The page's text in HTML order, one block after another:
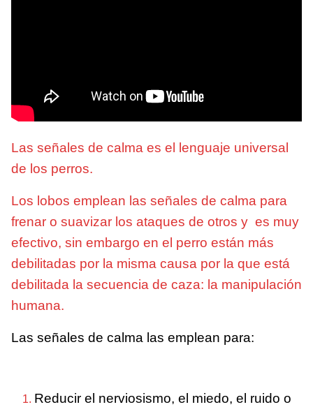
Las señales de calma es el lenguaje universal
de los perros.
Los lobos emplean las señales de calma para
frenar o suavizar los ataques de otros y es muy
efectivo, sin embargo en el perro están más
debilitadas por la misma causa por la que está
debilitada la secuencia de caza: la manipulación
humana.
Las señales de calma las emplean para:
Reducir el nerviosismo, el miedo, el ruido o